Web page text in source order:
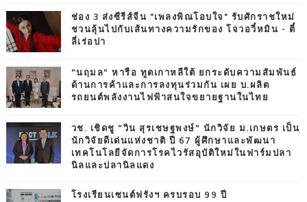
ช่อง 3 ส่งซีรีส์จีน "เพลงพิณโอบใจ" รับศักราชใหม่
ชวนลุ้นไปกับเส้นทางความรักของ โจวอวี๋หมิน - ตี๋
ลี่เร่อปา
“นฤมล” หารือ ทูตเกาหลีใต้ ยกระดับความสัมพันธ์
ด้านการค้าและการลงทุนร่วมกัน เผย บ.ผลิต
รถยนต์พลังงานไฟฟ้าสนใจขยายฐานในไทย
วช. เชิดชู “วิน สุรเชษฐพงษ์” นักวิจัย ม.เกษตร เป็น
นักวิจัยดีเด่นแห่งชาติ ปี 67 ผู้ศึกษาและพัฒนา
เทคโนโลยีจัดการโรคไวรัสอุบัติใหม่ในฟาร์มปลา
นิลและปลานิลแดง
โรงเรียนเซนต์ฟรังฯ ครบรอบ 99 ปี